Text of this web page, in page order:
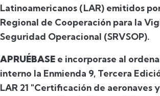
Latinoamericanos (LAR) emitidos
Regional de Cooperación para la
Seguridad Operacional (SRVSOP).
APRUÉBASE e incorporase al
interno la Enmienda 9, Tercera
LAR 21 "Certificación de aeronaves